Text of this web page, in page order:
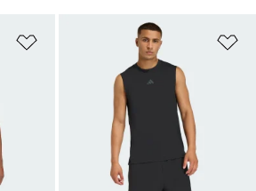
Dodaj do listy życzeń